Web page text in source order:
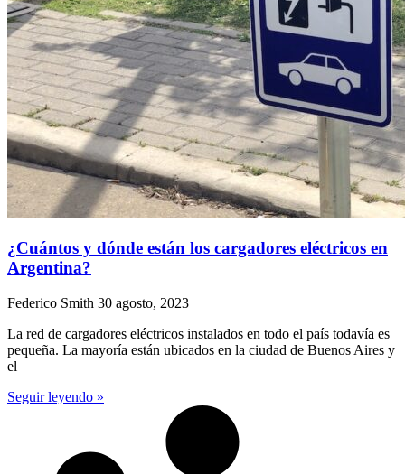
¿Cuántos y dónde están los cargadores eléctricos en
Argentina?
Federico Smith 30 agosto, 2023
La red de cargadores eléctricos instalados en todo el país todavía es
pequeña. La mayoría están ubicados en la ciudad de Buenos Aires y
el
Seguir leyendo »